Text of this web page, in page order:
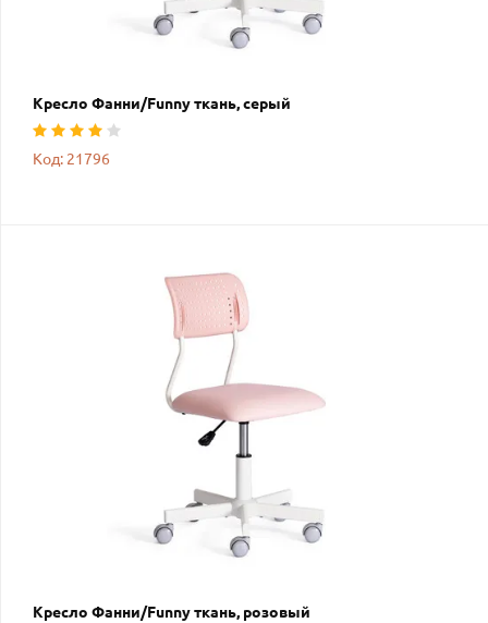
Кресло Фанни/Funny ткань, серый
Код: 21796
Кресло Фанни/Funny ткань, розовый